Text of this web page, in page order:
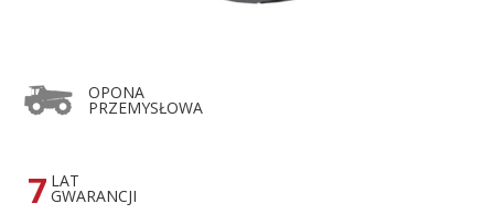
OPONA
PRZEMYSŁOWA
7 LAT
GWARANCJI